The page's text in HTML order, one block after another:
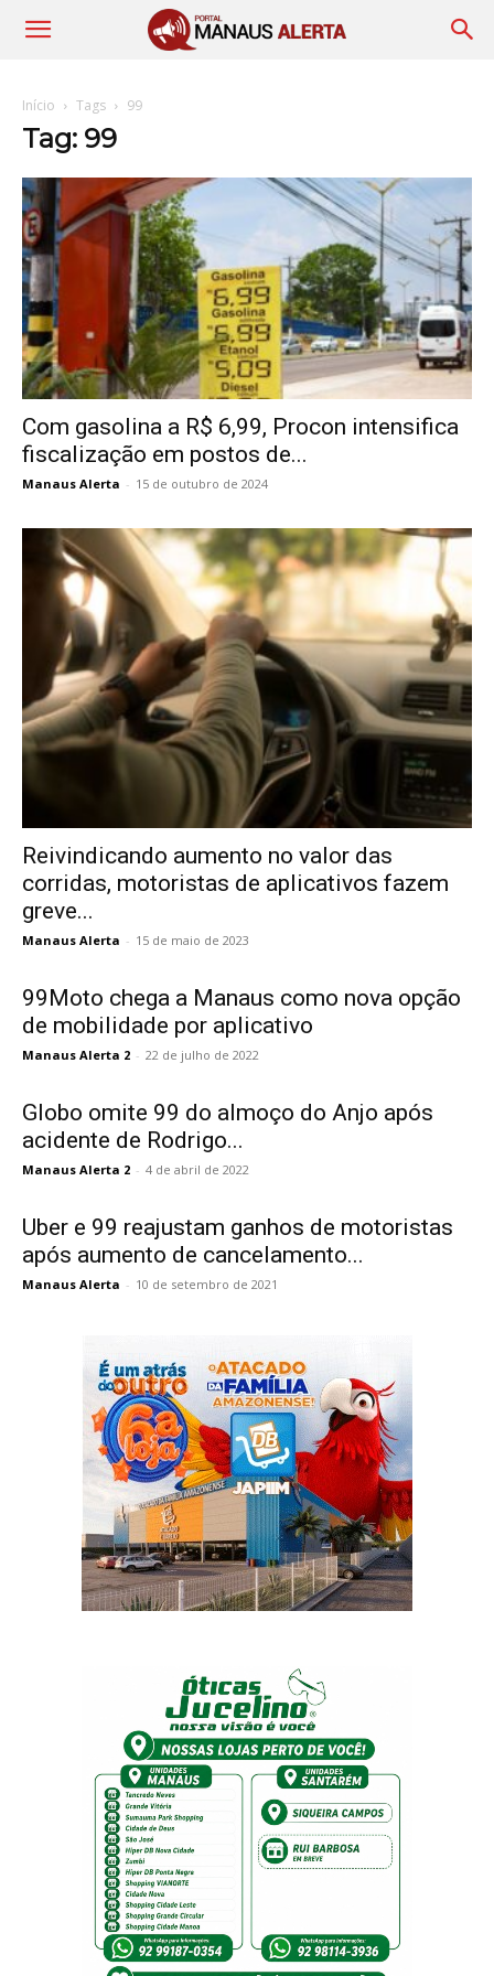
Início Tags 99
Tag: 99
Com gasolina a R$ 6,99, Procon intensifica
fiscalização em postos de...
Manaus Alerta - 15 de outubro de 2024
Reivindicando aumento no valor das
corridas, motoristas de aplicativos fazem
greve...
Manaus Alerta - 15 de maio de 2023
99Moto chega a Manaus como nova opção
de mobilidade por aplicativo
Manaus Alerta 2 - 22 de julho de 2022
Globo omite 99 do almoço do Anjo após
acidente de Rodrigo...
Manaus Alerta 2 - 4 de abril de 2022
Uber e 99 reajustam ganhos de motoristas
após aumento de cancelamento...
Manaus Alerta - 10 de setembro de 2021